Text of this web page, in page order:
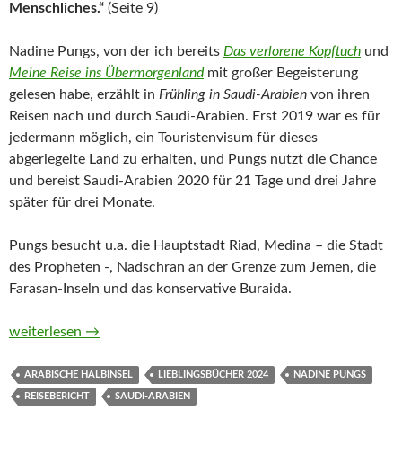
Menschliches.“ (Seite 9)
Nadine Pungs, von der ich bereits Das verlorene Kopftuch und
Meine Reise ins Übermorgenlandmit großer Begeisterung
gelesen habe, erzählt in Frühling in Saudi-Arabien von ihren
Reisen nach und durch Saudi-Arabien. Erst 2019 war es für
jedermann möglich, ein Touristenvisum für dieses
abgeriegelte Land zu erhalten, und Pungs nutzt die Chance
und bereist Saudi-Arabien 2020 für 21 Tage und drei Jahre
später für drei Monate.
Pungs besucht u.a. die Hauptstadt Riad, Medina – die Stadt
des Propheten -, Nadschran an der Grenze zum Jemen, die
Farasan-Inseln und das konservative Buraida.
Frühling in Saudi-Arabien. Begegnungen in einem Land der
weiterlesen →
ARABISCHE HALBINSEL LIEBLINGSBÜCHER 2024 NADINE PUNGS
REISEBERICHT SAUDI-ARABIEN